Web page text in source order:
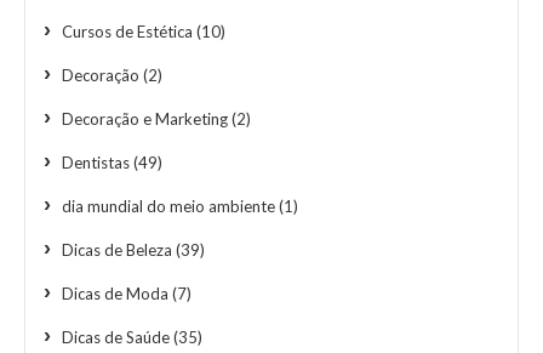
Cursos de Estética (10)
Decoração (2)
Decoração e Marketing(2)
Dentistas(49)
dia mundial do meio ambiente(1)
Dicas de Beleza (39)
Dicas de Moda (7)
Dicas de Saúde(35)